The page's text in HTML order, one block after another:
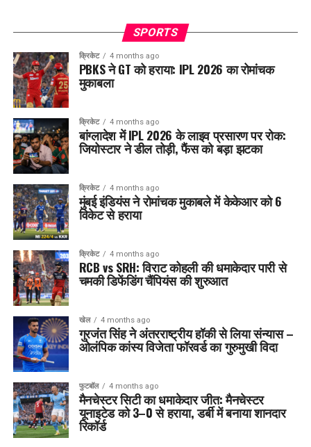
SPORTS
क्रिकेट 4 months ago
PBKS ने GT को हराया: IPL 2026 का रोमांचक
मुकाबला
क्रिकेट 4 months ago
बांग्लादेश में IPL 2026 के लाइव प्रसारण पर रोक:
जियोस्टार ने डील तोड़ी, फैंस को बड़ा झटका
क्रिकेट 4 months ago
मुंबई इंडियंस ने रोमांचक मुकाबले में केकेआर को 6
विकेट से हराया
क्रिकेट 4 months ago
RCB vs SRH: विराट कोहली की धमाकेदार पारी से
चमकी डिफेंडिंग चैंपियंस की शुरुआत
खेल 4 months ago
गुरजंत सिंह ने अंतरराष्ट्रीय हॉकी से लिया संन्यास –
ओलंपिक कांस्य विजेता फॉरवर्ड का गुरुमुखी विदा
फुटबॉल 4 months ago
मैनचेस्टर सिटी का धमाकेदार जीत: मैनचेस्टर
यूनाइटेड को 3–0 से हराया, डर्बी में बनाया शानदार
रिकॉर्ड